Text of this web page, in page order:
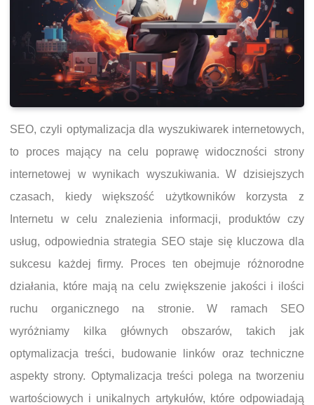
SEO, czyli optymalizacja dla wyszukiwarek internetowych,
to proces mający na celu poprawę widoczności strony
internetowej w wynikach wyszukiwania. W dzisiejszych
czasach, kiedy większość użytkowników korzysta z
Internetu w celu znalezienia informacji, produktów czy
usług, odpowiednia strategia SEO staje się kluczowa dla
sukcesu każdej firmy. Proces ten obejmuje różnorodne
działania, które mają na celu zwiększenie jakości i ilości
ruchu organicznego na stronie. W ramach SEO
wyróżniamy kilka głównych obszarów, takich jak
optymalizacja treści, budowanie linków oraz techniczne
aspekty strony. Optymalizacja treści polega na tworzeniu
wartościowych i unikalnych artykułów, które odpowiadają